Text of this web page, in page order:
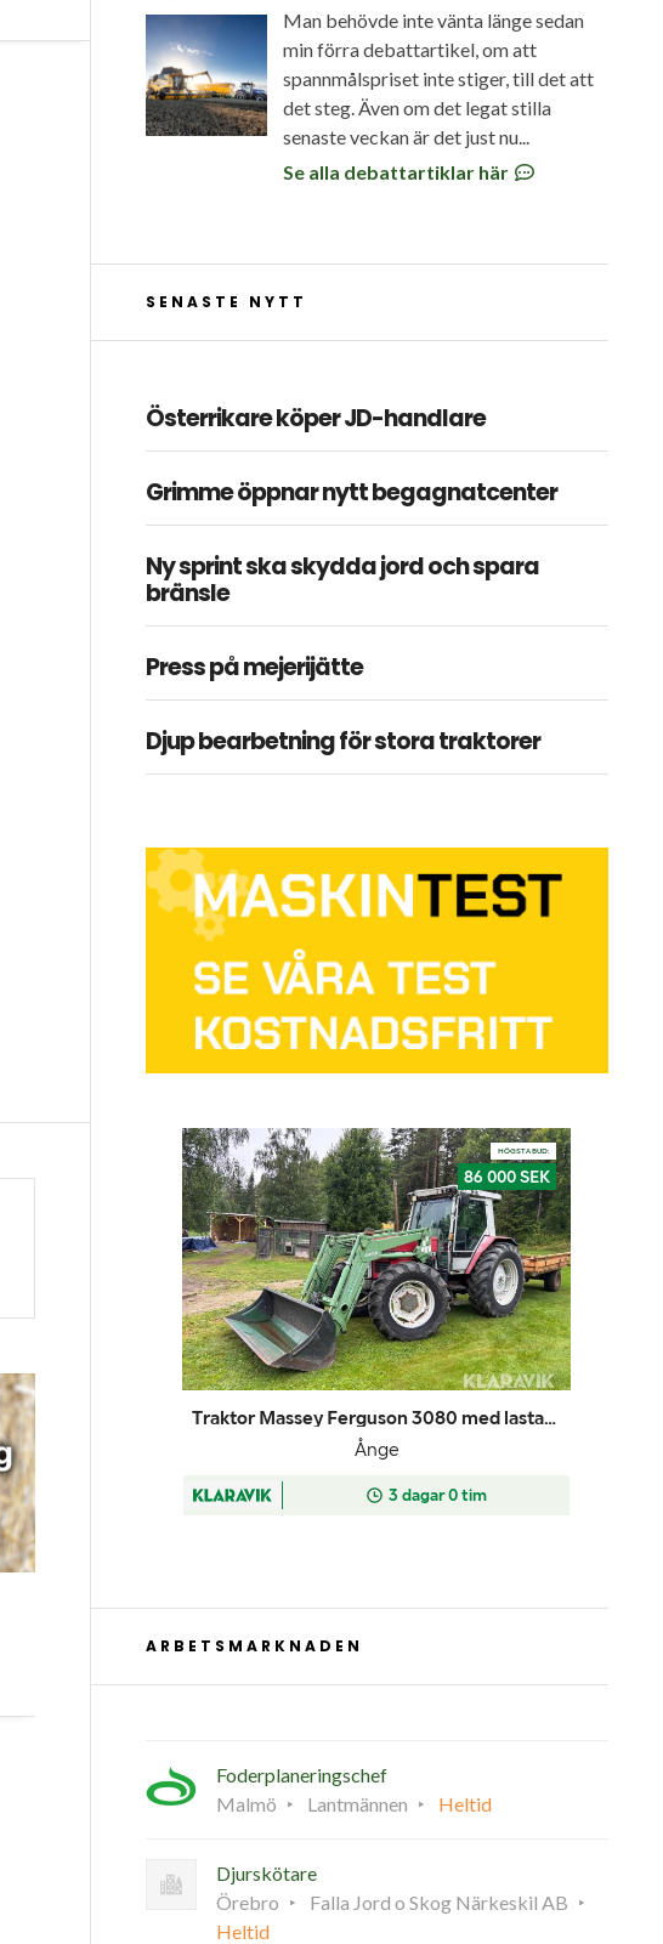
Man behövde inte vänta länge sedan
min förra debattartikel, om att
spannmålspriset inte stiger, till det att
det steg. Även om det legat stilla
senaste veckan är det just nu...
Se alla debattartiklar här
SENASTE NYTT
Österrikare köper JD-handlare
Grimme öppnar nytt begagnatcenter
Ny sprint ska skydda jord och spara
bränsle
Press på mejerijätte
Djup bearbetning för stora traktorer
ARBETSMARKNADEN
Foderplaneringschef
Malmö
Lantmännen Heltid
Djurskötare
Örebro
Falla Jord o Skog Närkeskil AB
Heltid